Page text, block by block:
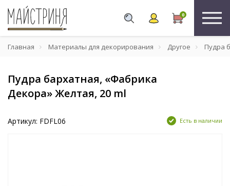
0
Главная Материалы для декорирования Другое Пудра
Пудра бархатная, «Фабрика
Декора» Желтая, 20 ml
Артикул: FDFL06 Есть в наличии